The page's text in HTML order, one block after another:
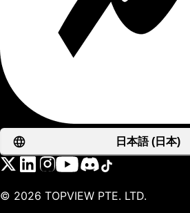
日本語 (日本)
© 2026 TOPVIEW PTE. LTD.